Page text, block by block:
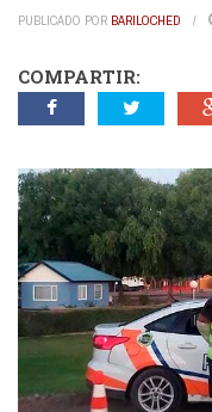
PUBLICADO POR BARILOCHED
COMPARTIR: